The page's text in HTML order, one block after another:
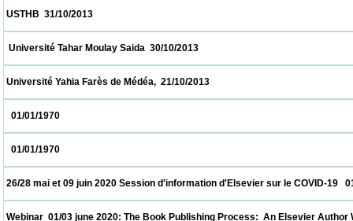
USTHB  31/10/2013
Université Tahar Moulay Saida  30/10/2013
Université Yahia Farès de Médéa,  21/10/2013
01/01/1970
01/01/1970
26/28 mai et 09 juin 2020 Session d'information d'Elsevier sur le
Webinar  01/03 june 2020: The Book Publishing Process:  An